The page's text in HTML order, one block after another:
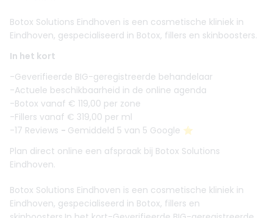
Botox Solutions Eindhoven is een cosmetische kliniek in
Eindhoven, gespecialiseerd in Botox, fillers en skinboosters.
In het kort
-Geverifieerde BIG-geregistreerde behandelaar
-Actuele beschikbaarheid in de online agenda
-Botox vanaf € 119,00 per zone
-Fillers vanaf € 319,00 per ml
-17 Reviews - Gemiddeld 5 van 5 Google ⭐️
Plan direct online een afspraak bij Botox Solutions
Eindhoven.
Botox Solutions Eindhoven is een cosmetische kliniek in
Eindhoven, gespecialiseerd in Botox, fillers en